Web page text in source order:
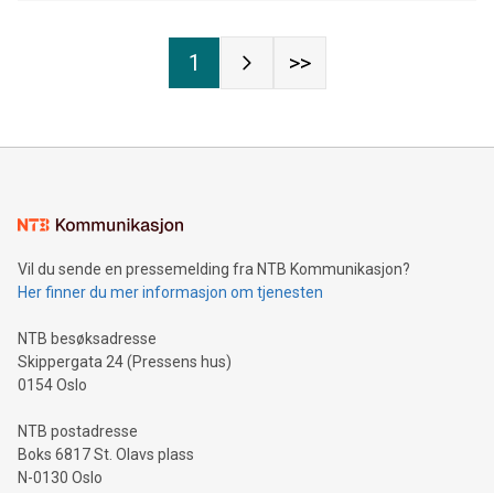
1 >>
Vil du sende en pressemelding fra NTB Kommunikasjon?
Her finner du mer informasjon om tjenesten
NTB besøksadresse
Skippergata 24 (Pressens hus)
0154 Oslo
NTB postadresse
Boks 6817 St. Olavs plass
N-0130 Oslo